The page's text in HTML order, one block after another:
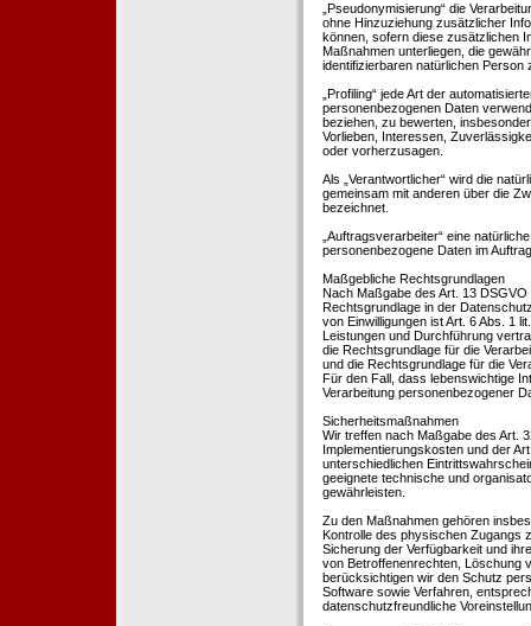
„Pseudonymisierung“ die
ohne Hinzuziehung zusätzlicher
können, sofern diese zusätzlichen
Maßnahmen unterliegen, die
identifizierbaren natürlichen Person
„Profiling“ jede Art der
personenbezogenen Daten
beziehen, zu bewerten,
Vorlieben, Interessen,
oder vorherzusagen.
Als „Verantwortlicher“ wird die
gemeinsam mit anderen über die
bezeichnet.
„Auftragsverarbeiter“ eine
personenbezogene Daten im
Maßgebliche Rechtsgrundlagen
Nach Maßgabe des Art. 13
Rechtsgrundlage in der
von Einwilligungen ist Art. 6 Abs. 1
Leistungen und Durchführung
die Rechtsgrundlage für die
und die Rechtsgrundlage für die
Für den Fall, dass lebenswichtige
Verarbeitung personenbezogener
Sicherheitsmaßnahmen
Wir treffen nach Maßgabe des Art.
Implementierungskosten und der
unterschiedlichen
geeignete technische und
gewährleisten.
Zu den Maßnahmen gehören
Kontrolle des physischen Zugangs
Sicherung der Verfügbarkeit und
von Betroffenenrechten, Löschung
berücksichtigen wir den Schutz
Software sowie Verfahren,
datenschutzfreundliche